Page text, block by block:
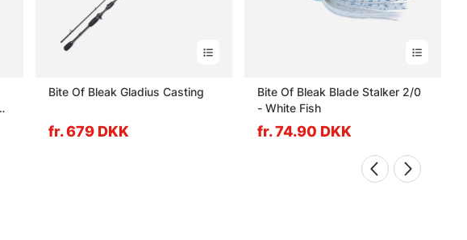
Bite Of Bleak Gladius Casting
fr. 679 DKK
Bite Of Bleak Blade Stalker 2/0
- White Fish
fr. 74.90 DKK